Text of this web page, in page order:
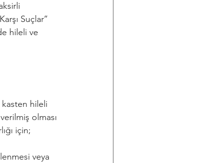
Suçlar’’
hileli ve
kasten hileli
olması
için;
veya